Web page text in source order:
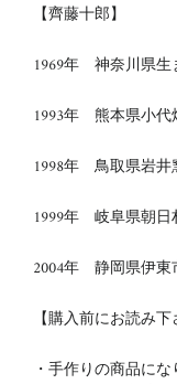
【齊藤十郎】
1969年 神奈川県生
1993年 熊本県小代
1998年 鳥取県岩井
1999年 岐阜県朝日
2004年 静岡県伊
【購入前にお読み下
・手作りの商品に